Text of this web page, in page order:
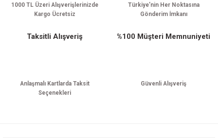
1000 TL Üzeri Alışverişlerinizde
Kargo Ücretsiz
Türkiye’nin Her Noktasına
Gönderim İmkanı
Taksitli Alışveriş
Anlaşmalı Kartlarda Taksit
Seçenekleri
%100 Müşteri Memnuniyeti
Güvenli Alışveriş